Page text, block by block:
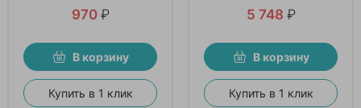
970 ₽
В корзину
Купить в 1 клик
5 748 ₽
В корзину
Купить в 1 клик